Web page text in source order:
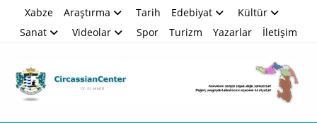
Xabze Araştırma Tarih Edebiyat
Kültür
Sanat
Videolar Spor Turizm Yazarlar İletişim